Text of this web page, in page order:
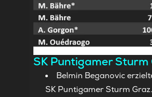
SK Puntigamer Sturm
Belmin Beganovic
SK Puntigamer Sturm